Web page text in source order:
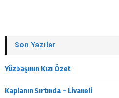
Son Yazılar
Yüzbaşının Kızı Özet
Kaplanın Sırtında – Livaneli